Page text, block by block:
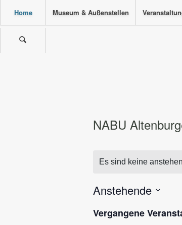
Home Museum & Außenstellen
NABU
Es sind keine
Anstehende
wählen.
Vergangene